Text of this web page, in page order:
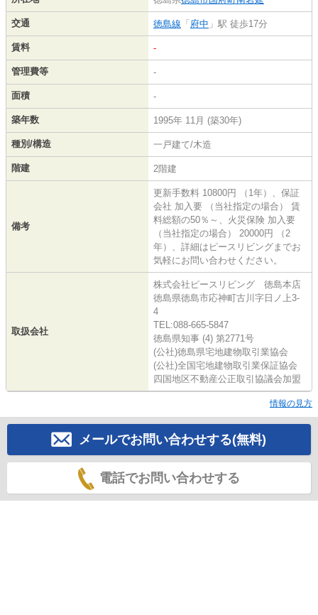
交通 徳島線 「 府中 」駅 徒歩17分
賃料 -
管理費等 -
面積 -
築年数 1995年 11月 (築30年)
種別/構造 一戸建て/木造
階建 2階建
備考
更新手数料 10800円 （1年）、保証
会社 加入要 （当社指定の場合） 賃
料総額の50％～、火災保険 加入要
（当社指定の場合） 20000円 （2
年）、詳細はピースリビングまでお
気軽にお問い合わせください。
取扱会社
株式会社ピースリビング 徳島本店
徳島県徳島市応神町古川字日ノ上3-
4
TEL:088-665-5847
徳島県知事 (4) 第2771号
(公社)徳島県宅地建物取引業協会
(公社)全国宅地建物取引業保証協会
四国地区不動産公正取引協議会加盟
情報の見方
メールでお問い合わせする(無料)
電話でお問い合わせする